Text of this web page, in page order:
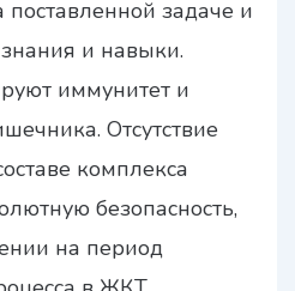
поставленной задаче и
и навыки.
иммунитет и
Отсутствие
комплекса
безопасность,
на период